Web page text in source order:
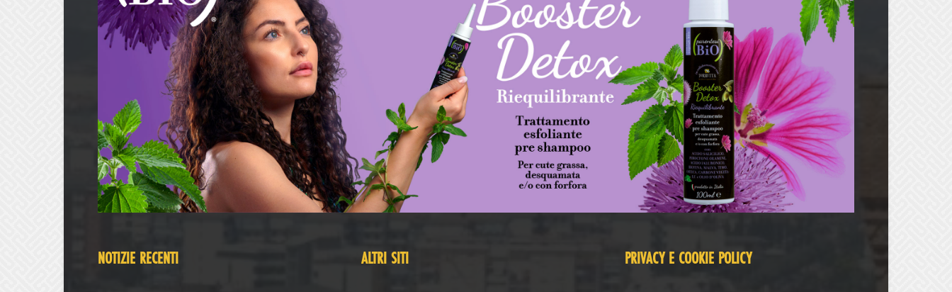
NOTIZIE RECENTI ALTRI SITI PRIVACY E COOKIE POLICY